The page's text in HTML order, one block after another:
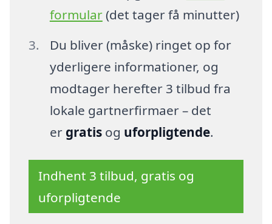
formular(det tager få minutter)
Du bliver (måske) ringet op for
yderligere informationer, og
modtager herefter 3 tilbud fra
lokale gartnerfirmaer – det
er gratisog uforpligtende.
Indhent 3 tilbud, gratis og
uforpligtende